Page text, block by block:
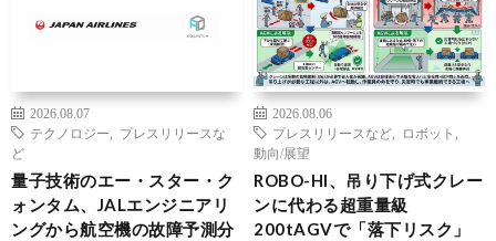
2026.08.07
テクノロジー
プレスリリースな
ど
量子技術のエー・スター・ク
ォンタム、JALエンジニアリ
ングから航空機の故障予測分
2026.08.06
プレスリリースなど
ロボット
動向/展望
ROBO-HI、吊り下げ式クレー
ンに代わる超重量級
200tAGVで「落下リスク」